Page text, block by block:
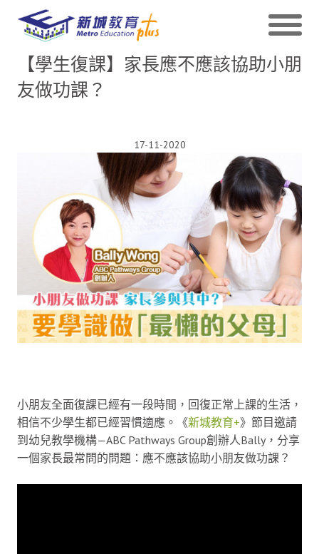
【學生復課】家長應不應該協助小朋
友做功課？
17-11-2020
小朋友全面復課已經有一段時間，回復正常上課的生活，
相信不少學生都已經習慣適應。《新城教育+》節目邀請
到幼兒教學機構—ABC Pathways Group創辦人Bally，分享
一個家長最常問的問題：應不應該協助小朋友做功課？